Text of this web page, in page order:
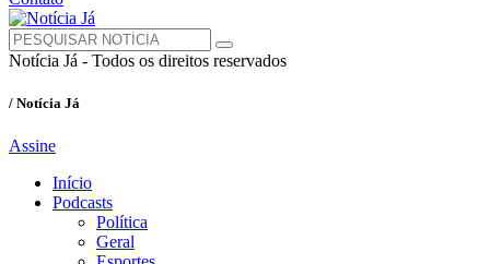
Notícia Já - Todos os direitos reservados
/ Notícia Já
Assine
Início
Podcasts
Política
Geral